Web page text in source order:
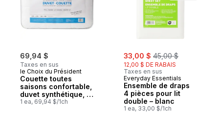
69,94 $
Taxes en sus
le Choix du Président
Couette toutes
saisons confortable,
duvet synthétique, lit
2 places/grand lit
1 ea, 69,94 $/1ch
sale:
33,00 $ , formerly:
45,00 $
12,00 $ DE RABAIS
Taxes en sus
Everyday Essentials
Ensemble de draps
4 pièces pour lit
double – blanc
1 ea, 33,00 $/1ch